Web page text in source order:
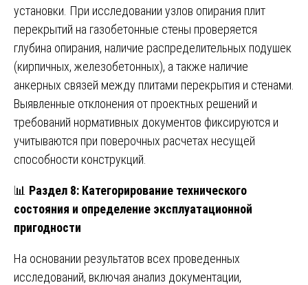
установки. При исследовании узлов опирания плит
перекрытий на газобетонные стены проверяется
глубина опирания, наличие распределительных подушек
(кирпичных, железобетонных), а также наличие
анкерных связей между плитами перекрытия и стенами.
Выявленные отклонения от проектных решений и
требований нормативных документов фиксируются и
учитываются при поверочных расчетах несущей
способности конструкций.
📊 Раздел 8: Категорирование технического
состояния и определение эксплуатационной
пригодности
На основании результатов всех проведенных
исследований, включая анализ документации,